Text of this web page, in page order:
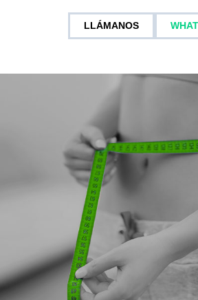
LLÁMANOS